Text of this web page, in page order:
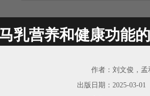
马乳营养和健康功能
作者： 刘文俊，孟
出版日期： 2025-03-01